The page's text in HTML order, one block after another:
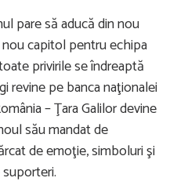
pare să aducă din nou
capitol pentru echipa
privirile se îndreaptă
revine pe banca naţionalei
– Ţara Galilor devine
său mandat de
de emoţie, simboluri şi